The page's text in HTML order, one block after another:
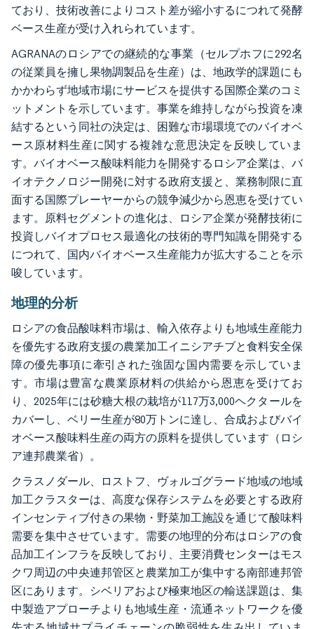
ており、技術改善によりコスト差が縮小するにつれて発酵
ベース生産が受け入れられています。
AGRANAのロシアでの継続的な事業（セルプホフに292名
の従業員を擁し果物調製品を生産）は、地政学的課題にも
かかわらず地域市場にサービスを提供する国際企業のコミ
ットメントを示しています。事業を維持しながら投資を凍
結するという同社の決定は、困難な市場環境でのバイオベ
ース原材料生産に関する複雑な意思決定を反映していま
す。バイオベース酸味料能力を開発するロシア企業は、バ
イオテクノロジー開発に対する政府支援と、業務制限に直
面する国際プレーヤーからの競争減少から恩恵を受けてい
ます。原料セグメントの進化は、ロシア企業が発酵技術に
投資しバイオプロセス最適化の技術的専門知識を開発する
につれて、国内バイオベース生産能力が拡大することを示
唆しています。
地理的分析
ロシアの食品酸味料市場は、輸入依存よりも地域生産能力
を優先する政府支援の農業加工イニシアチブと食料安全保
障の優先事項に牽引された強固な国内需要を示していま
す。市場は豊富な農業原材料の供給から恩恵を受けてお
り、2025年には砂糖大根の栽培が117万3,000ヘクタールを
カバーし、ベリー生産が80万トンに達し、合成およびバイ
オベース酸味料生産の両方の原料を提供しています（ロシ
ア連邦農業省）。
クラスノダール、ロストフ、ヴォルゴグラード地域の地域
加工クラスターは、高度な保存システムを必要とする政府
インセンティブ付きの果物・野菜加工施設を通じて酸味料
需要を集中させています。需要の地理的分布はロシアの食
品加工インフラを反映しており、主要消費センターはモス
クワ周辺の中央連邦管区と農業加工が集中する南部連邦管
区にあります。シベリアおよび極東地区の輸送課題は、集
中製造アプローチよりも地域生産・流通ネットワークを優